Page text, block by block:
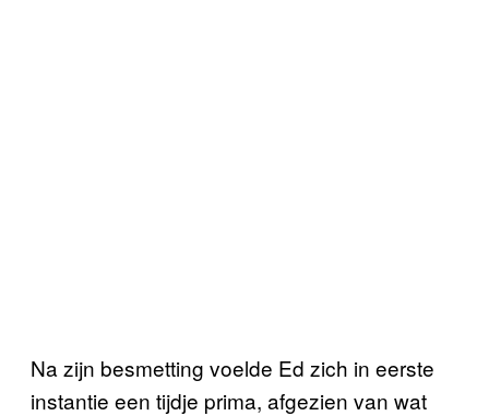
Na zijn besmetting voelde Ed zich in eerste
instantie een tijdje prima, afgezien van wat